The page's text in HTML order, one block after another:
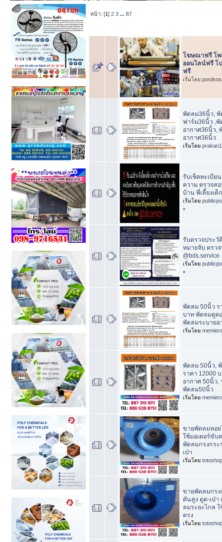
หน้า: [1]2 3 ...87
โฆษณาฟรี โพ
ออนไลน์ฟรี โ
ฟรี
เริ่มโดย
พัดลม36นิ้ว,
ฟาร์ม36นิ้ว ,พั
อากาศ36นิ้ว,
อากาศ36นิ้ว
เริ่มโดย
รับเช็คทะเบีย
ความ ตรวจส
บ้าน พี่เลี้ยงเด็
เริ่มโดย
»
รับตรวจประวั
หมายจับ ตรว
@bds.service
เริ่มโดย
»
พัดลม 50นิ้ว ร
บาท พัดลมดูด
พัดลมระบายอ
เริ่มโดย
พัดลม 50นิ้ว,
ราคา 12000
อากาศ 50นิ้ว,
พัดลม50นิ้ว
เริ่มโดย
ขายพัดลมหอ
ใช้มอเตอร์ขับ
พัดลมกรงกระ
เป่า
เริ่มโดย
ขายพัดลมกรง
ดันสูง ดูด-เป่า
ลมระยะไกล
ตรง
เริ่มโดย